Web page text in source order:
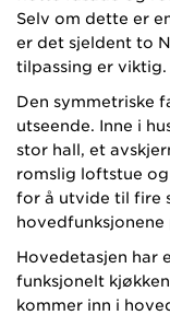
Selv om dette er
er det sjeldent to
tilpassing er viktig.
Den symmetriske
utseende. Inne i
stor hall, et
romslig loftstue
for å utvide til fire
hovedfunksjonene
Hovedetasjen har
funksjonelt
kommer inn i